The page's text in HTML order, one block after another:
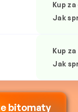
Kup
Jak
Kup
Jak
bitomaty